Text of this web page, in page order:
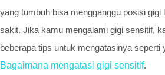
yang tumbuh bisa mengganggu posisi
sakit. Jika kamu mengalami gigi sensitif,
beberapa tips untuk mengatasinya seperti
Bagaimana mengatasi gigi sensitif.